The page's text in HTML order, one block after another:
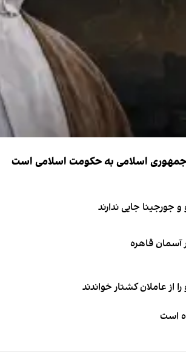
جمهوری اسلامی به حکومت اسلامی است
از عاملان کشتار خواندند
است